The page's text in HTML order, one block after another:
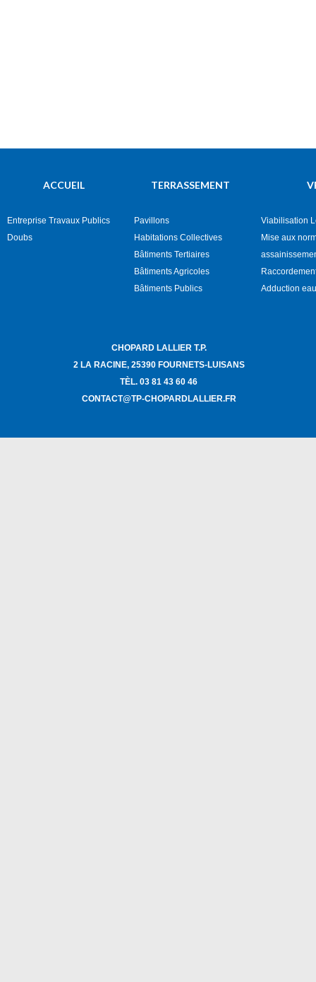
ACCUEIL
Entreprise Travaux Publics
Doubs
TERRASSEMENT
Pavillons
Habitations Collectives
Bâtiments Tertiaires
Bâtiments Agricoles
Bâtiments Publics
Viabilisation
Mise aux
Adduction
CHOPARD LALLIER T.P.
2 LA RACINE, 25390 FOURNETS-LUISANS
TÈL. 03 81 43 60 46
CONTACT@TP-CHOPARDLALLIER.FR